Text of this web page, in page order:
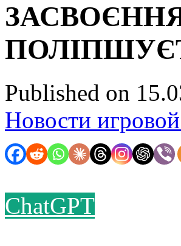
ЗАСВОЄННЯ
Published on
Новости
ChatGPT